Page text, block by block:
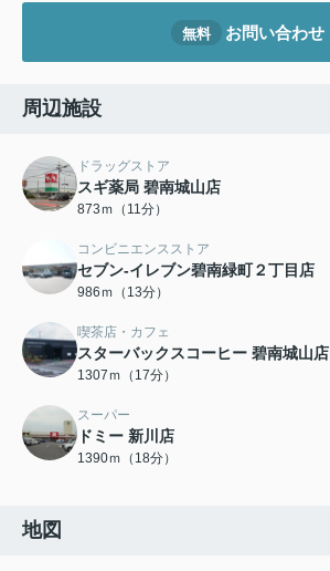
無料 お問い合わせ
周辺施設
ドラッグストア
スギ薬局 碧南城山店
873ｍ（11分）
コンビニエンスストア
セブン-イレブン碧南緑町２丁目店
986ｍ（13分）
喫茶店・カフェ
スターバックスコーヒー 碧南城山店
1307ｍ（17分）
スーパー
ドミー 新川店
1390ｍ（18分）
地図